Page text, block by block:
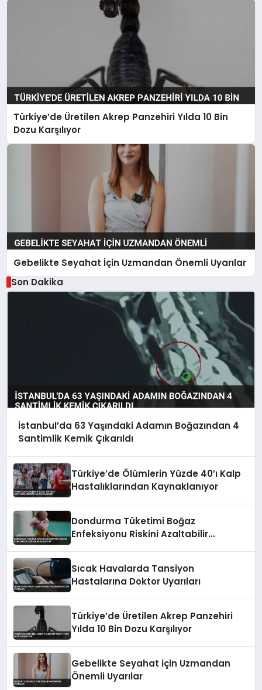
Türkiye’de Üretilen Akrep Panzehiri Yılda 10 Bin
Dozu Karşılıyor
Gebelikte Seyahat İçin Uzmandan Önemli Uyarılar
Son Dakika
İstanbul’da 63 Yaşındaki Adamın Boğazından 4
Santimlik Kemik Çıkarıldı
Türkiye’de Ölümlerin Yüzde 40’ı Kalp
Hastalıklarından Kaynaklanıyor
Dondurma Tüketimi Boğaz
Enfeksiyonu Riskini Azaltabilir
Sıcak Havalarda Tansiyon
Hastalarına Doktor Uyarıları
Türkiye’de Üretilen Akrep Panzehiri
Yılda 10 Bin Dozu Karşılıyor
Gebelikte Seyahat İçin Uzmandan
Önemli Uyarılar